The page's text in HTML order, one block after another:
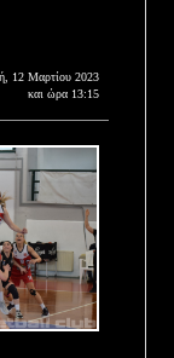
12 Μαρτίου 2023
και ώρα 13:15